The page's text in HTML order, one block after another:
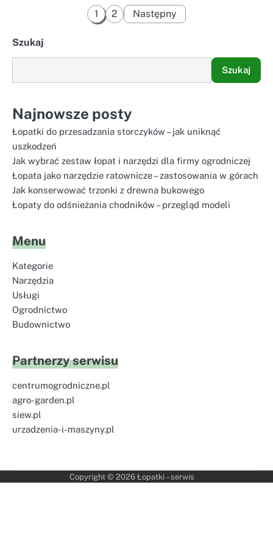
Stronicowanie
1 2 Następny
Szukaj
Szukaj
Najnowsze posty
Łopatki do przesadzania storczyków – jak uniknąć
uszkodzeń
Jak wybrać zestaw łopat i narzędzi dla firmy ogrodniczej
Łopata jako narzędzie ratownicze – zastosowania w górach
Jak konserwować trzonki z drewna bukowego
Łopaty do odśnieżania chodników – przegląd modeli
Menu
Kategorie
Narzędzia
Usługi
Ogrodnictwo
Budownictwo
Partnerzy serwisu
centrumogrodniczne.pl
agro-garden.pl
siew.pl
urzadzenia-i-maszyny.pl
Copyright © 2026 Łopatki – serwis